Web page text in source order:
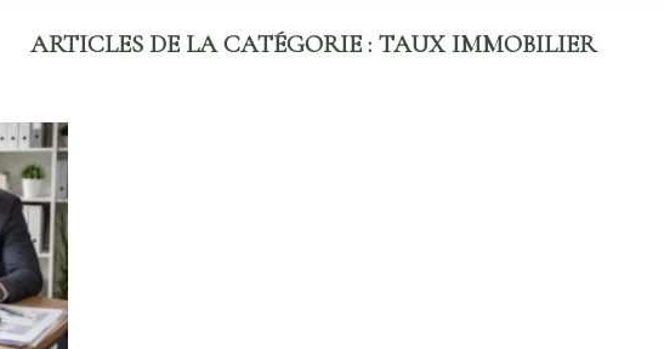
TAUX IMMOBILIER